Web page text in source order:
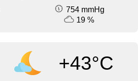
754 mmHg
19 %
+43°C